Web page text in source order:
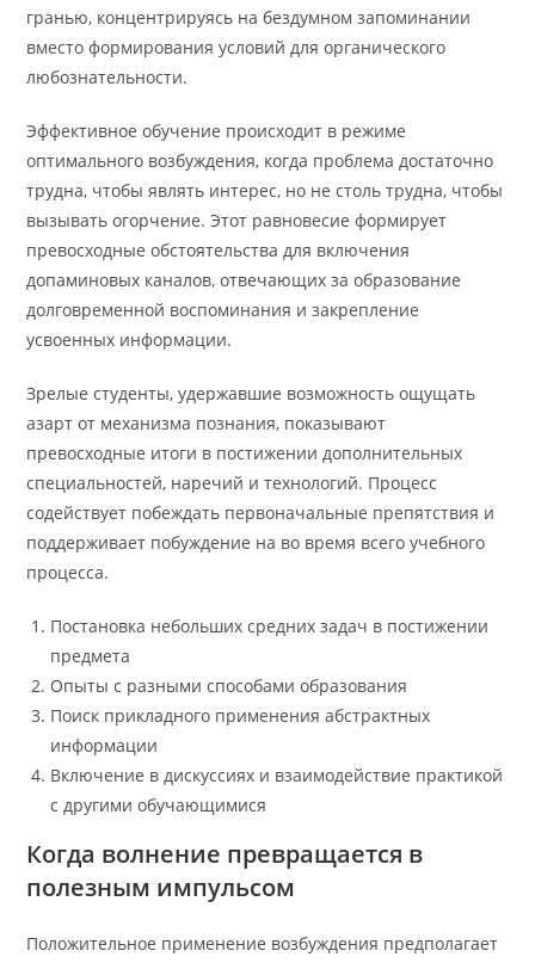
гранью, концентрируясь на бездумном запоминании
вместо формирования условий для органического
любознательности.
Эффективное обучение происходит в режиме
оптимального возбуждения, когда проблема достаточно
трудна, чтобы являть интерес, но не столь трудна, чтобы
вызывать огорчение. Этот равновесие формирует
превосходные обстоятельства для включения
допаминовых каналов, отвечающих за образование
долговременной воспоминания и закрепление
усвоенных информации.
Зрелые студенты, удержавшие возможность ощущать
азарт от механизма познания, показывают
превосходные итоги в постижении дополнительных
специальностей, наречий и технологий. Процесс
содействует побеждать первоначальные препятствия и
поддерживает побуждение на во время всего учебного
процесса.
Постановка небольших средних задач в постижении
предмета
Опыты с разными способами образования
Поиск прикладного применения абстрактных
информации
Включение в дискуссиях и взаимодействие практикой
с другими обучающимися
Когда волнение превращается в
полезным импульсом
Положительное применение возбуждения предполагает